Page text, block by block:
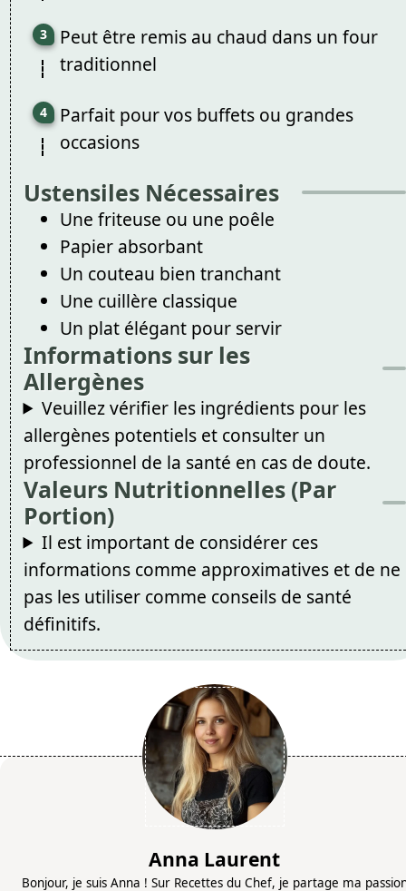
Peut être remis au chaud dans un four
traditionnel
Parfait pour vos buffets ou grandes
occasions
Ustensiles Nécessaires
Une friteuse ou une poêle
Papier absorbant
Un couteau bien tranchant
Une cuillère classique
Un plat élégant pour servir
Informations sur les
Allergènes
Veuillez vérifier les ingrédients pour les
allergènes potentiels et consulter un
professionnel de la santé en cas de doute.
Valeurs Nutritionnelles (Par
Portion)
Il est important de considérer ces
informations comme approximatives et de ne
pas les utiliser comme conseils de santé
définitifs.
Anna Laurent
Bonjour, je suis Anna ! Sur Recettes du Chef, je partage ma